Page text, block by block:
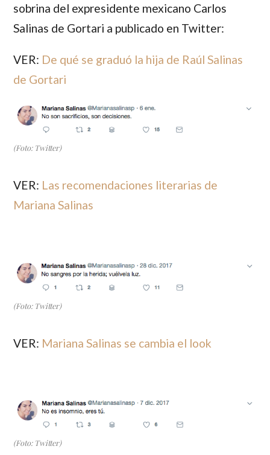
sobrina del expresidente mexicano Carlos
Salinas de Gortari a publicado en Twitter:
VER: De qué se graduó la hija de Raúl Salinas
de Gortari
(Foto: Twitter)
VER: Las recomendaciones literarias de
Mariana Salinas
(Foto: Twitter)
VER: Mariana Salinas se cambia el look
(Foto: Twitter)